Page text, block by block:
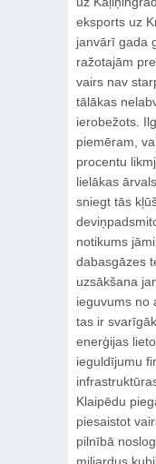
eksports uz
janvārī gada
ražotajām
vairs nav
tālākas
ierobežots.
piemēram,
procentu
lielākas
sniegt tās
notikums
dabasgāzes
uzsākšana
ieguvums no
tas ir
enerģijas
ieguldījumu
Klaipēdu
piesaistot
pilnībā
miljardus